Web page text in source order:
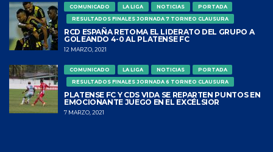
COMUNICADO LA LIGA NOTICIAS
PORTADA
RESULTADOS FINALES JORNADA 7 TORNEO CLAUSURA
RCD ESPAÑA RETOMA EL LIDERATO DEL GRUPO A
GOLEANDO 4-0 AL PLATENSE FC
12 MARZO, 2021
COMUNICADO LA LIGA NOTICIAS
PORTADA
RESULTADOS FINALES JORNADA 6 TORNEO CLAUSURA
PLATENSE FC Y CDS VIDA SE REPARTEN PUNTOS EN
EMOCIONANTE JUEGO EN EL EXCÉLSIOR
7 MARZO, 2021